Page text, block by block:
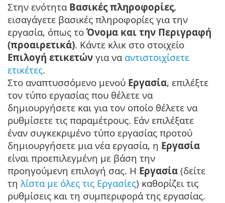
Στην ενότητα Βασικές πληροφορίες,
εισαγάγετε βασικές πληροφορίες για την
εργασία, όπως το Όνομα και την Περιγραφή
(προαιρετικά). Κάντε κλικ στο στοιχείο
Επιλογή ετικετών για να αντιστοιχίσετε
ετικέτες.
Στο αναπτυσσόμενο μενού Εργασία, επιλέξτε
τον τύπο εργασίας που θέλετε να
δημιουργήσετε και για τον οποίο θέλετε να
ρυθμίσετε τις παραμέτρους. Εάν επιλέξατε
έναν συγκεκριμένο τύπο εργασίας προτού
δημιουργήσετε μια νέα εργασία, η Εργασία
είναι προεπιλεγμένη με βάση την
προηγούμενη επιλογή σας. Η Εργασία (δείτε
τη λίστα με όλες τις Εργασίες) καθορίζει τις
ρυθμίσεις και τη συμπεριφορά της εργασίας.